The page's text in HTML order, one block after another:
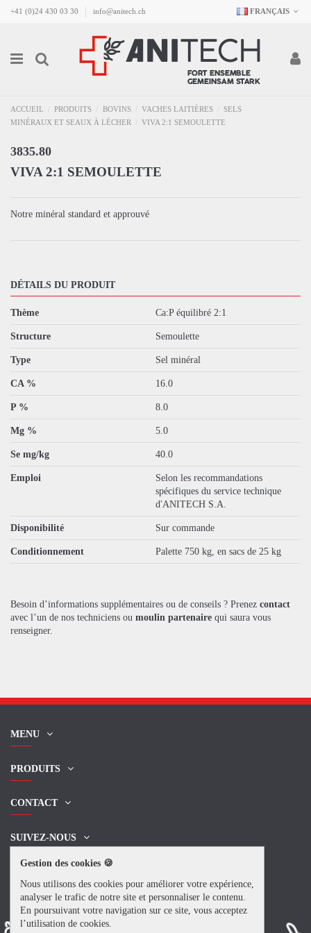
+41 (0)24 430 03 30 info@anitech.ch FRANÇAIS
ACCUEIL PRODUITS BOVINS VACHES LAITIÈRES
SELS
MINÉRAUX ET SEAUX À LÉCHER
VIVA 2:1 SEMOULETTE
3835.80
VIVA 2:1 SEMOULETTE
Notre minéral standard et approuvé
DÉTAILS DU PRODUIT
Thème Ca:P équilibré 2:1
Structure Semoulette
Type Sel minéral
CA % 16.0
P % 8.0
Mg % 5.0
Se mg/kg 40.0
Emploi
Selon les recommandations
spécifiques du service technique
d'ANITECH S.A.
Disponibilité Sur commande
Conditionnement Palette 750 kg, en sacs de 25 kg
Besoin d’informations supplémentaires ou de conseils ? Prenez contact
avec l’un de nos techniciens ou moulin partenaire qui saura vous
renseigner.
MENU
PRODUITS
CONTACT
SUIVEZ-NOUS
Gestion des cookies 🍪
Nous utilisons des cookies pour améliorer votre expérience,
analyser le trafic de notre site et personnaliser le contenu.
En poursuivant votre navigation sur ce site, vous acceptez
l’utilisation de cookies.